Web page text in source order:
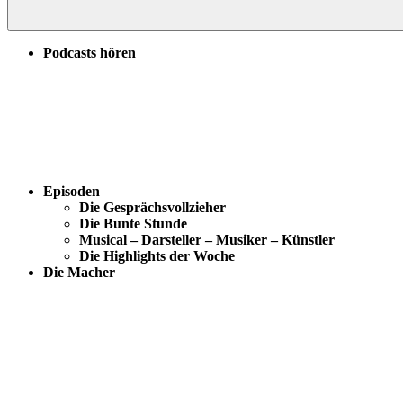
Podcasts hören
Episoden
Die Gesprächsvollzieher
Die Bunte Stunde
Musical – Darsteller – Musiker – Künstler
Die Highlights der Woche
Die Macher